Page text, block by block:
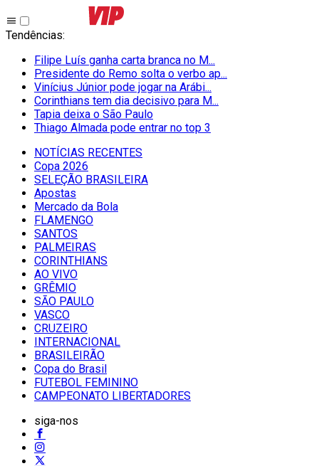
Tendências:
Filipe Luís ganha carta branca no M...
Presidente do Remo solta o verbo ap...
Vinícius Júnior pode jogar na Arábi...
Corinthians tem dia decisivo para M...
Tapia deixa o São Paulo
Thiago Almada pode entrar no top 3
NOTÍCIAS RECENTES
Copa 2026
SELEÇÃO BRASILEIRA
Apostas
Mercado da Bola
FLAMENGO
SANTOS
PALMEIRAS
CORINTHIANS
AO VIVO
GRÊMIO
SĀO PAULO
VASCO
CRUZEIRO
INTERNACIONAL
BRASILEIRÃO
Copa do Brasil
FUTEBOL FEMININO
CAMPEONATO LIBERTADORES
siga-nos